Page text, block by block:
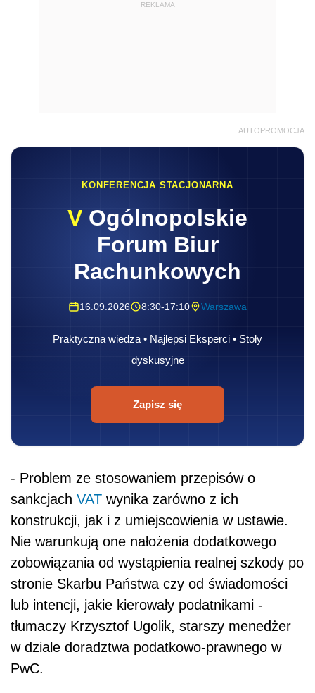
REKLAMA
AUTOPROMOCJA
KONFERENCJA STACJONARNA
V Ogólnopolskie
Forum Biur
Rachunkowych
16.09.2026 8:30-17:10 Warszawa
Praktyczna wiedza • Najlepsi Eksperci • Stoły
dyskusyjne
Zapisz się
- Problem ze stosowaniem przepisów o
sankcjach VAT wynika zarówno z ich
konstrukcji, jak i z umiejscowienia w ustawie.
Nie warunkują one nałożenia dodatkowego
zobowiązania od wystąpienia realnej szkody po
stronie Skarbu Państwa czy od świadomości
lub intencji, jakie kierowały podatnikami -
tłumaczy Krzysztof Ugolik, starszy menedżer
w dziale doradztwa podatkowo-prawnego w
PwC.